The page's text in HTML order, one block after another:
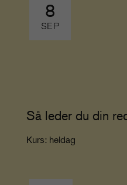
8
SEP
Så leder du din
Kurs: heldag